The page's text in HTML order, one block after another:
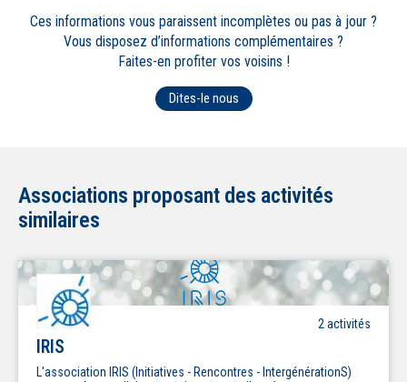
Ces informations vous paraissent incomplètes ou pas à jour ?
Vous disposez d’informations complémentaires ?
Faites-en profiter vos voisins !
Dites-le nous
Associations proposant des activités
similaires
2 activités
IRIS
L'association IRIS (Initiatives - Rencontres - IntergénérationS)